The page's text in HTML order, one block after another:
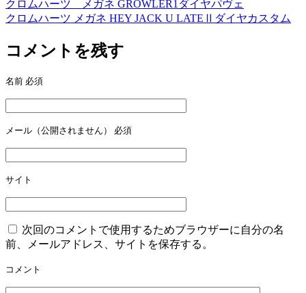
投
稿
ナ
ビ
ゲ
ー
シ
ョ
ン
クロムハーツ メガネ GROWLER1ダイヤパヴェ
クロムハーツ メガネ HEY JACK U LATEⅡダイヤカスタム
コメントを残す
名前 必須
メール（公開されません） 必須
サイト
次回のコメントで使用するためブラウザーに自分の名
前、メールアドレス、サイトを保存する。
コメント